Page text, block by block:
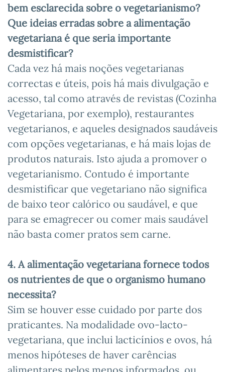
bem esclarecida sobre o vegetarianismo?
Que ideias erradas sobre a alimentação
vegetariana é que seria importante
desmistificar?
Cada vez há mais noções vegetarianas
correctas e úteis, pois há mais divulgação e
acesso, tal como através de revistas (Cozinha
Vegetariana, por exemplo), restaurantes
vegetarianos, e aqueles designados saudáveis
com opções vegetarianas, e há mais lojas de
produtos naturais. Isto ajuda a promover o
vegetarianismo. Contudo é importante
desmistificar que vegetariano não significa
de baixo teor calórico ou saudável, e que
para se emagrecer ou comer mais saudável
não basta comer pratos sem carne.
4. A alimentação vegetariana fornece todos
os nutrientes de que o organismo humano
necessita?
Sim se houver esse cuidado por parte dos
praticantes. Na modalidade ovo-lacto-
vegetariana, que inclui lacticínios e ovos, há
menos hipóteses de haver carências